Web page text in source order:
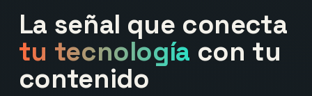
La señal que conecta
tu tecnología con tu
contenido